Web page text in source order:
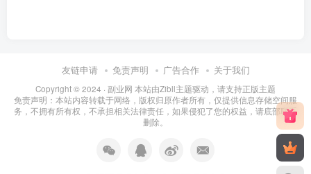
友链申请 免责声明 广告合作 关于我们
Copyright © 2024 · 副业网 本站由Zibll主题驱动，请支持正版主题
免责声明：本站内容转载于网络，版权归原作者所有，仅提供信息存储空间服
务，不拥有所有权，不承担相关法律责任，如果侵犯了您的权益，请底部联系
删除。